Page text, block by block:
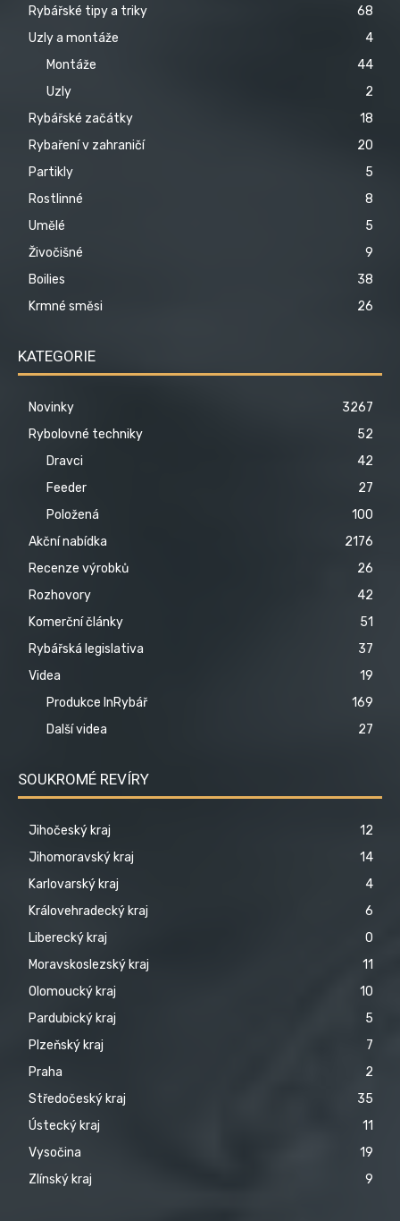
Rybářské tipy a triky
68
Uzly a montáže
4
Montáže
44
Uzly
2
Rybářské začátky
18
Rybaření v zahraničí
20
Partikly
5
Rostlinné
8
Umělé
5
Živočišné
9
Boilies
38
Krmné směsi
26
KATEGORIE
Novinky
3267
Rybolovné techniky
52
Dravci
42
Feeder
27
Položená
100
Akční nabídka
2176
Recenze výrobků
26
Rozhovory
42
Komerční články
51
Rybářská legislativa
37
Videa
19
Produkce InRybář
169
Další videa
27
SOUKROMÉ REVÍRY
Jihočeský kraj
12
Jihomoravský kraj
14
Karlovarský kraj
4
Královehradecký kraj
6
Liberecký kraj
0
Moravskoslezský kraj
11
Olomoucký kraj
10
Pardubický kraj
5
Plzeňský kraj
7
Praha
2
Středočeský kraj
35
Ústecký kraj
11
Vysočina
19
Zlínský kraj
9